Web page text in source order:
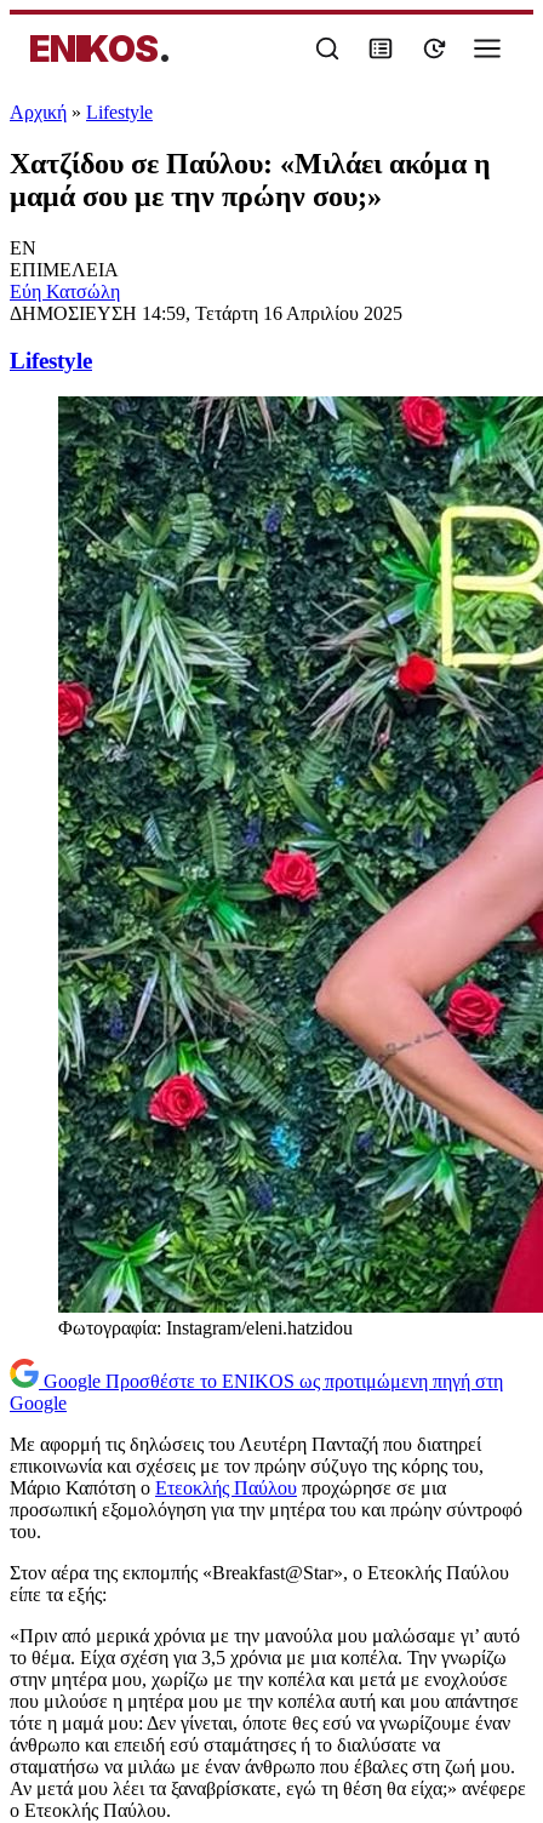
ENIKOS.
Αρχική » Lifestyle
Χατζίδου σε Παύλου: «Μιλάει ακόμα η
μαμά σου με την πρώην σου;»
EN
ΕΠΙΜΕΛΕΙΑ
Εύη Κατσώλη
ΔΗΜΟΣΙΕΥΣΗ 14:59, Τετάρτη 16 Απριλίου 2025
Lifestyle
Φωτογραφία: Instagram/eleni.hatzidou
Google Προσθέστε το ENIKOS ως προτιμώμενη πηγή στη
Google
Με αφορμή τις δηλώσεις του Λευτέρη Πανταζή που διατηρεί
επικοινωνία και σχέσεις με τον πρώην σύζυγο της κόρης του,
Μάριο Καπότση ο Ετεοκλής Παύλου προχώρησε σε μια
προσωπική εξομολόγηση για την μητέρα του και πρώην σύντροφό
του.
Στον αέρα της εκπομπής «Breakfast@Star», ο Ετεοκλής Παύλου
είπε τα εξής:
«Πριν από μερικά χρόνια με την μανούλα μου μαλώσαμε γι’ αυτό
το θέμα. Είχα σχέση για 3,5 χρόνια με μια κοπέλα. Την γνωρίζω
στην μητέρα μου, χωρίζω με την κοπέλα και μετά με ενοχλούσε
που μιλούσε η μητέρα μου με την κοπέλα αυτή και μου απάντησε
τότε η μαμά μου: Δεν γίνεται, όποτε θες εσύ να γνωρίζουμε έναν
άνθρωπο και επειδή εσύ σταμάτησες ή το διαλύσατε να
σταματήσω να μιλάω με έναν άνθρωπο που έβαλες στη ζωή μου.
Αν μετά μου λέει τα ξαναβρίσκατε, εγώ τη θέση θα είχα;» ανέφερε
ο Ετεοκλής Παύλου.